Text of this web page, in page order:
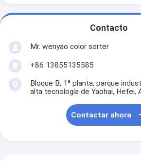
Contacto
Mr. wenyao color sorter
+86 13855135585
Bloque B, 1ª planta, parque
alta tecnología de Yaohai, Hefei,
Contactar ahora